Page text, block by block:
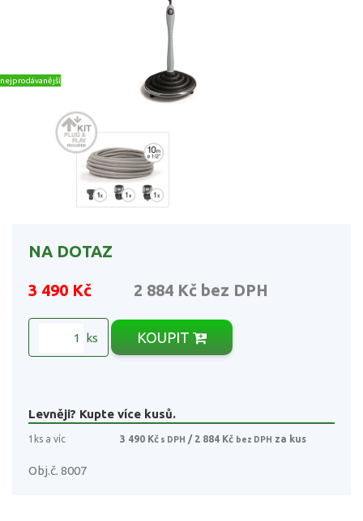
nejprodávanější
NA DOTAZ
3 490 Kč 2 884 Kč bez DPH
ks KOUPIT
Levněji? Kupte více kusů.
1ks a víc 3 490 Kč s DPH / 2 884 Kč bez DPH za kus
Obj.č. 8007